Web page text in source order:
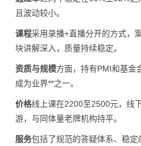
且波动较小。
课程采用录播+直播分开的方式，
块讲解深入，质量持续稳定。
资质与规模方面，持有PMI和基金
成为业界**之一。
价格线上课在2200至2500元，线
游，与同体量老牌机构持平。
服务包括了规范的答疑体系、稳